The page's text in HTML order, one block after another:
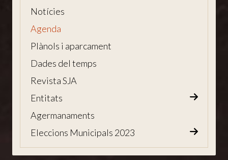
Notícies
Agenda
Plànols i aparcament
Dades del temps
Revista SJA
Entitats
Agermanaments
Eleccions Municipals 2023